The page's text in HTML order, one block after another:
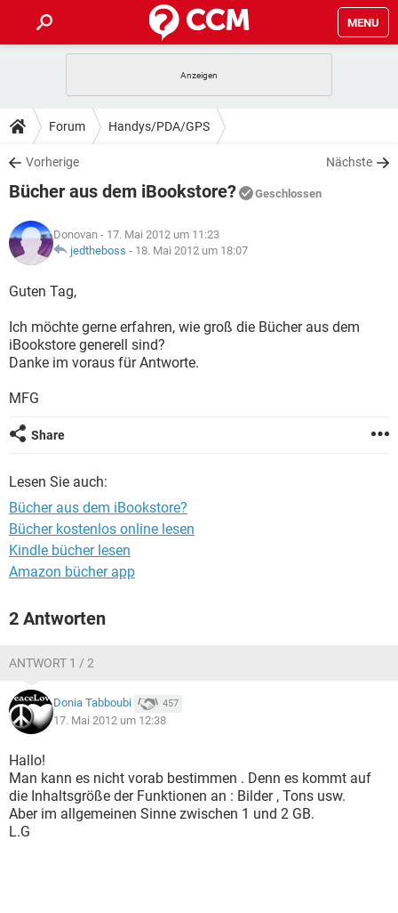
MENU
ANDROID IOS
WINDOWS 10
WHATSAPP TIKTOK
FACEBOOK
TIPPS & TRICKS
SPIELE STREAMING
WHATSAPP TIKTOK
FACEBOOK
DOWNLOADS
SPIELE STREAMING
ANDROID
WINDOWS 10 INSTAGRAM
WHATSAPP
SPIELE STREAMING
ANDROID
WINDOWS 10
WHATSAPP TIKTOK
FACEBOOK
LEXIKON
SPIELE
WINDOWS 10
FACEBOOK
Forum Handys/PDA/GPS
Vorherige Nächste
Bücher aus dem iBookstore? Geschlossen
Donovan - 17. Mai 2012 um 11:23
jedtheboss - 18. Mai 2012 um 18:07
Guten Tag,
Ich möchte gerne erfahren, wie groß die Bücher aus dem
iBookstore generell sind?
Danke im voraus für Antworte.
MFG
Share
Lesen Sie auch:
Bücher aus dem iBookstore?
Bücher kostenlos online lesen
Kindle bücher lesen
Amazon bücher app
2 Antworten
ANTWORT 1 / 2
Donia Tabboubi 457
17. Mai 2012 um 12:38
Hallo!
Man kann es nicht vorab bestimmen . Denn es kommt auf
die Inhaltsgröße der Funktionen an : Bilder , Tons usw.
Aber im allgemeinen Sinne zwischen 1 und 2 GB.
L.G